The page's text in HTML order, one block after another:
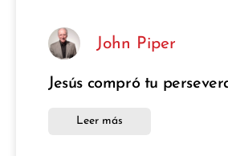
John Piper
Jesús compró tu
Leer más